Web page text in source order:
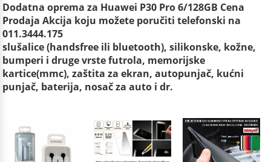
Dodatna oprema za Huawei P30 Pro 6/128GB Cena
Prodaja Akcija koju možete poručiti telefonski na
011.3444.175
slušalice (handsfree ili bluetooth), silikonske, kožne,
bumperi i druge vrste futrola, memorijske
kartice(mmc), zaštita za ekran, autopunjač, kućni
punjač, baterija, nosač za auto i dr.